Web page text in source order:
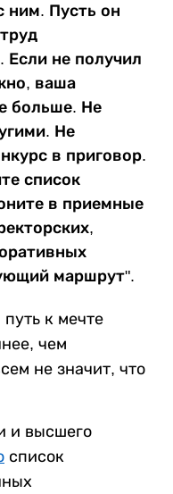
ним. Пусть он
Если не получил
ваша
больше. Не
Не
в приговор.
список
в приемные
маршрут".
к мечте
чем
не значит, что
и высшего
список